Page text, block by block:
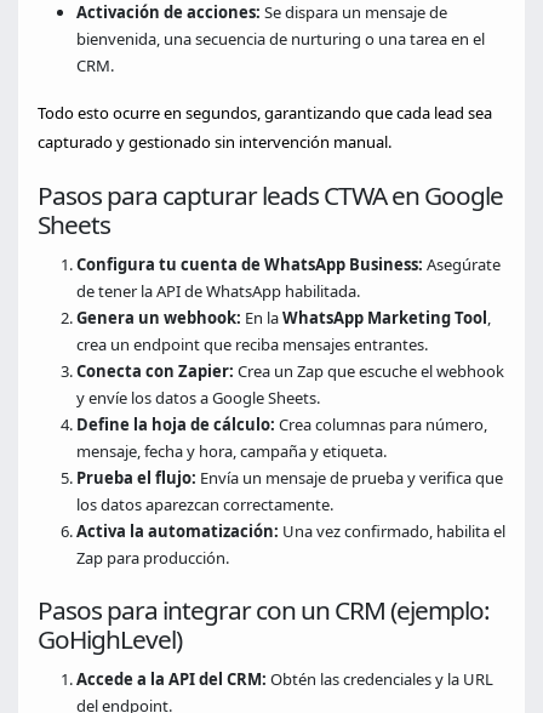
Activación de acciones: Se dispara un mensaje de
bienvenida, una secuencia de nurturing o una tarea en el
CRM.
Todo esto ocurre en segundos, garantizando que cada lead sea
capturado y gestionado sin intervención manual.
Pasos para capturar leads CTWA en Google
Sheets
Configura tu cuenta de WhatsApp Business: Asegúrate
de tener la API de WhatsApp habilitada.
Genera un webhook: En laWhatsApp Marketing Tool,
crea un endpoint que reciba mensajes entrantes.
Conecta con Zapier: Crea un Zap que escuche el webhook
y envíe los datos a Google Sheets.
Define la hoja de cálculo: Crea columnas para número,
mensaje, fecha y hora, campaña y etiqueta.
Prueba el flujo: Envía un mensaje de prueba y verifica que
los datos aparezcan correctamente.
Activa la automatización: Una vez confirmado, habilita el
Zap para producción.
Pasos para integrar con un CRM (ejemplo:
GoHighLevel)
Accede a la API del CRM: Obtén las credenciales y la URL
del endpoint.